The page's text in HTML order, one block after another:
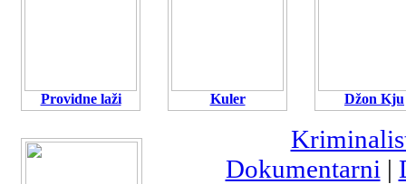
Providne laži Kuler Džon Kju
Dokumentarni |